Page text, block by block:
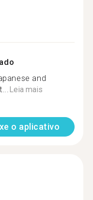
and
Leia mais
o aplicativo